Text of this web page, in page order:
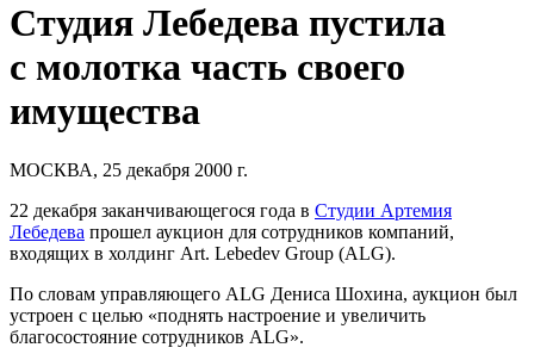
Студия Лебедева пустила
с молотка часть своего
имущества
МОСКВА, 25 декабря 2000 г.
22 декабря заканчивающегося года в Студии Артемия
Лебедева прошел аукцион для сотрудников компаний,
входящих в холдинг Art. Lebedev Group (ALG).
По словам управляющего ALG Дениса Шохина, аукцион был
устроен с целью «поднять настроение и увеличить
благосостояние сотрудников ALG».